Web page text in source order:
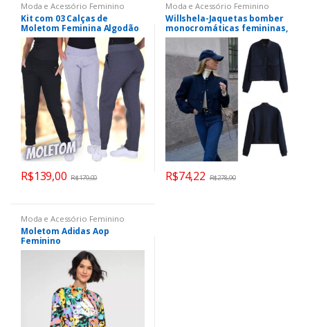
Moda e Acessório Feminino
Kit com 03 Calças de
Moletom Feminina Algodão
Click Mais Bonita
R$139,00 R$179,00
Moda e Acessório Feminino
Willshela-Jaquetas bomber
monocromáticas femininas,
casaco com bolsos, decote
R$74,22 R$278,90
Moda e Acessório Feminino
Moletom Adidas Aop
Feminino